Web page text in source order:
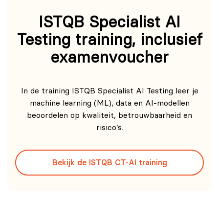
ISTQB Specialist AI
Testing training, inclusief
examenvoucher
In de training ISTQB Specialist AI Testing leer je
machine learning (ML), data en AI‑modellen
beoordelen op kwaliteit, betrouwbaarheid en
risico’s.
Bekijk de ISTQB CT-AI training